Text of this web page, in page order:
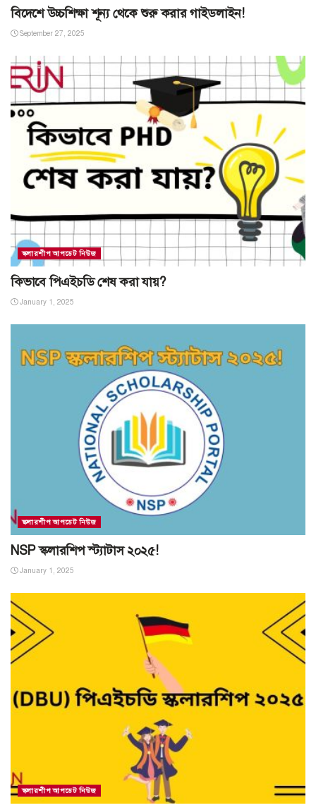
বিদেশে উচ্চশিক্ষা শূন্য থেকে শুরু করার গাইডলাইন!
September 27, 2025
স্কলারশীপ আপডেট নিউজ
কিভাবে পিএইচডি শেষ করা যায়?
January 1, 2025
স্কলারশীপ আপডেট নিউজ
NSP স্কলারশিপ স্ট্যাটাস ২০২৫!
January 1, 2025
স্কলারশীপ আপডেট নিউজ